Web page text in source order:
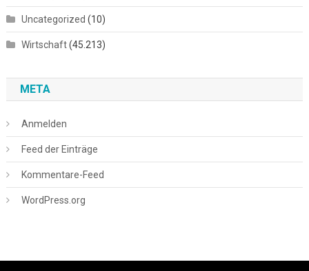
Uncategorized (10)
Wirtschaft(45.213)
META
Anmelden
Feed der Einträge
Kommentare-Feed
WordPress.org